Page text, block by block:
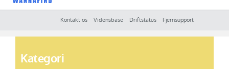
Kontakt os Vidensbase Driftstatus Fjernsupport
Kategori